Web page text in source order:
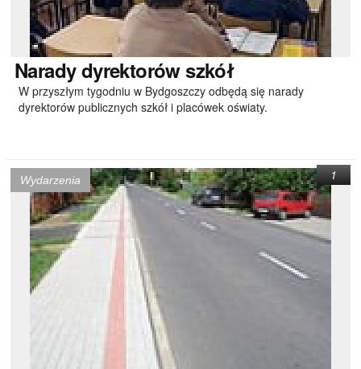
Naradydyrektorów szkół
W przyszłym tygodniu w Bydgoszczy odbędą się narady
dyrektorów publicznych szkół i placówek oświaty.
Wydarzenia 1